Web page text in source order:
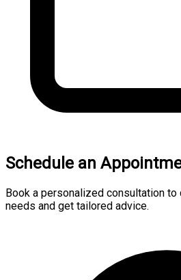
Schedule an
Book a personalized consultation
needs and get tailored advice.